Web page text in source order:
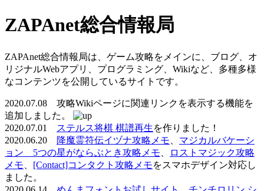
ZAPAnet総合情報局
ZAPAnet総合情報局は、ゲーム攻略をメインに、ブログ、オ
リジナルWebアプリ、プログラミング、Wikiなど、多種多様
なコンテンツを公開しているサイトです。
2020.07.08 攻略Wikiページに関連リンクを表示する機能を
追加しました。
2020.07.01
ステルス将棋 棋譜再生を作りました！
2020.06.20
降魔霊符伝イヅナ攻略メモ
マジカルバケーシ
ョン 5つの星がならぶとき攻略メモ
ロストマジック攻略
メモ
[Contact]コンタクト攻略メモをスマホデザイン対応し
ました。